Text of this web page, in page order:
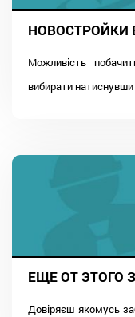
НОВОСТРОЙКИ
Можливість
вибирати натиснувши
ЕЩЕ ОТ ЭТОГО
Довіряєш якомусь